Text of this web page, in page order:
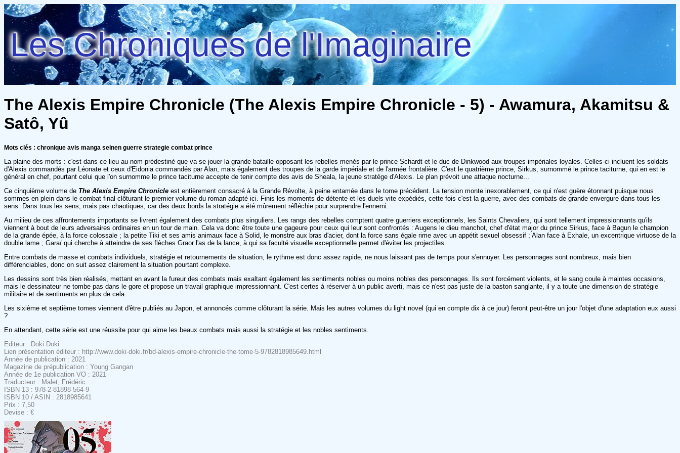
Les Chroniques de l'Imaginaire
The Alexis Empire Chronicle (The Alexis Empire Chronicle - 5) - Awamura, Akamitsu &
Satô, Yû
Mots clés : chronique avis manga seinen guerre strategie combat prince
La plaine des morts : c'est dans ce lieu au nom prédestiné que va se jouer la grande bataille opposant les rebelles menés par le prince Schardt et le duc de Dinkwood aux troupes impériales loyales. Celles-ci incluent les soldats
d'Alexis commandés par Léonate et ceux d'Eidonia commandés par Alan, mais également des troupes de la garde impériale et de l'armée frontalière. C'est le quatrième prince, Sirkus, surnommé le prince taciturne, qui en est le
général en chef, pourtant celui que l'on surnomme le prince taciturne accepte de tenir compte des avis de Sheala, la jeune stratège d'Alexis. Le plan prévoit une attaque nocturne...
Ce cinquième volume de The Alexis Empire Chronicle est entièrement consacré à la Grande Révolte, à peine entamée dans le tome précédent. La tension monte inexorablement, ce qui n'est guère étonnant puisque nous
sommes en plein dans le combat final clôturant le premier volume du roman adapté ici. Finis les moments de détente et les duels vite expédiés, cette fois c'est la guerre, avec des combats de grande envergure dans tous les
sens. Dans tous les sens, mais pas chaotiques, car des deux bords la stratégie a été mûrement réfléchie pour surprendre l'ennemi.
Au milieu de ces affrontements importants se livrent également des combats plus singuliers. Les rangs des rebelles comptent quatre guerriers exceptionnels, les Saints Chevaliers, qui sont tellement impressionnants qu'ils
viennent à bout de leurs adversaires ordinaires en un tour de main. Cela va donc être toute une gageure pour ceux qui leur sont confrontés : Augens le dieu manchot, chef d'état major du prince Sirkus, face à Bagun le champion
de la grande épée, à la force colossale ; la petite Tiki et ses amis animaux face à Solid, le monstre aux bras d'acier, dont la force sans égale rime avec un appétit sexuel obsessif ; Alan face à Exhale, un excentrique virtuose de la
double lame ; Garaï qui cherche à atteindre de ses flèches Graor l'as de la lance, à qui sa faculté visuelle exceptionnelle permet d'éviter les projectiles.
Entre combats de masse et combats individuels, stratégie et retournements de situation, le rythme est donc assez rapide, ne nous laissant pas de temps pour s'ennuyer. Les personnages sont nombreux, mais bien
différenciables, donc on suit assez clairement la situation pourtant complexe.
Les dessins sont très bien réalisés, mettant en avant la fureur des combats mais exaltant également les sentiments nobles ou moins nobles des personnages. Ils sont forcément violents, et le sang coule à maintes occasions,
mais le dessinateur ne tombe pas dans le gore et propose un travail graphique impressionnant. C'est certes à réserver à un public averti, mais ce n'est pas juste de la baston sanglante, il y a toute une dimension de stratégie
militaire et de sentiments en plus de cela.
Les sixième et septième tomes viennent d'être publiés au Japon, et annoncés comme clôturant la série. Mais les autres volumes du light novel (qui en compte dix à ce jour) feront peut-être un jour l'objet d'une adaptation eux aussi
?
En attendant, cette série est une réussite pour qui aime les beaux combats mais aussi la stratégie et les nobles sentiments.
Editeur : Doki Doki
Lien présentation éditeur : http://www.doki-doki.fr/bd-alexis-empire-chronicle-the-tome-5-9782818985649.html
Année de publication : 2021
Magazine de prépublication : Young Gangan
Année de 1e publication VO : 2021
Traducteur : Malet, Frédéric
ISBN 13 : 978-2-81898-564-9
ISBN 10 / ASIN : 2818985641
Prix : 7,50
Devise : €